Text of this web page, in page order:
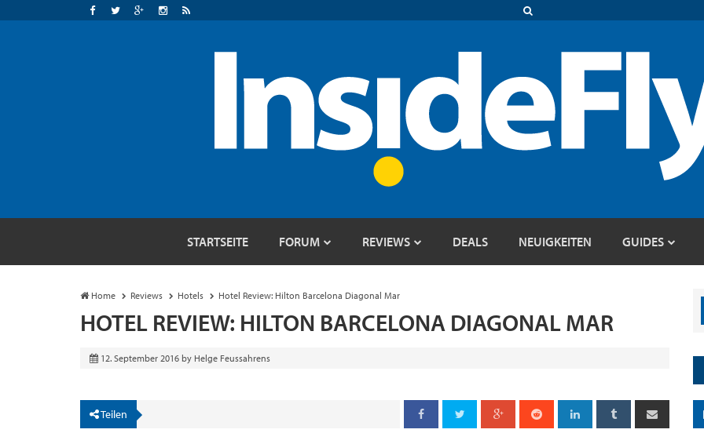
STARTSEITE FORUM REVIEWS DEALS NEUIGKEITEN GUIDES
Home Reviews Hotels Hotel Review: Hilton Barcelona Diagonal Mar
HOTEL REVIEW: HILTON BARCELONA DIAGONAL MAR
12. September 2016 by Helge Feussahrens
Teilen